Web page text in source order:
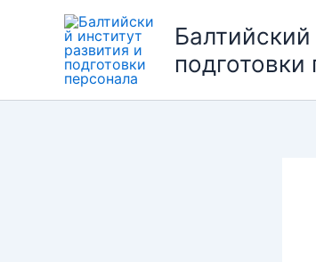
содержимому
Балтийский
подготовки